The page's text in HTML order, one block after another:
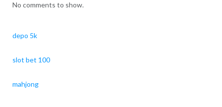
No comments to show.
depo 5k
slot bet 100
mahjong